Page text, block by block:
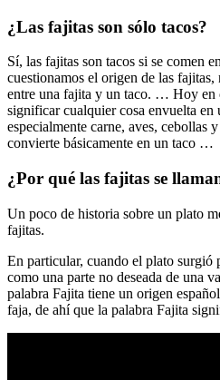
¿Las fajitas son sólo tacos?
Sí, las fajitas son tacos si se comen
cuestionamos el origen de las
entre una fajita y un taco. … Hoy en
significar cualquier cosa envuelta en
especialmente carne, aves, cebollas
convierte básicamente en un taco …
¿Por qué las fajitas se
Un poco de historia sobre un plato
fajitas.
En particular, cuando el plato surgió
como una parte no deseada de una
palabra Fajita tiene un origen
faja, de ahí que la palabra Fajita